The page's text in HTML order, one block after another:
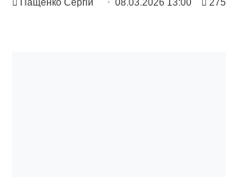
Пащенко Сергій 08.03.2026 13:00 275